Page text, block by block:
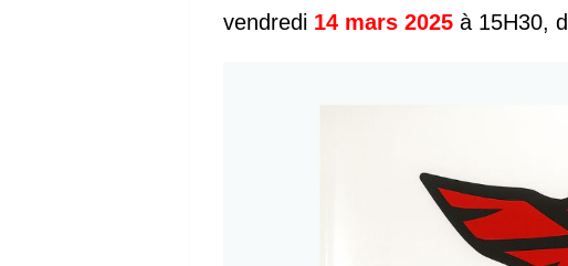
vendredi 14 mars 2025 à 15H30,